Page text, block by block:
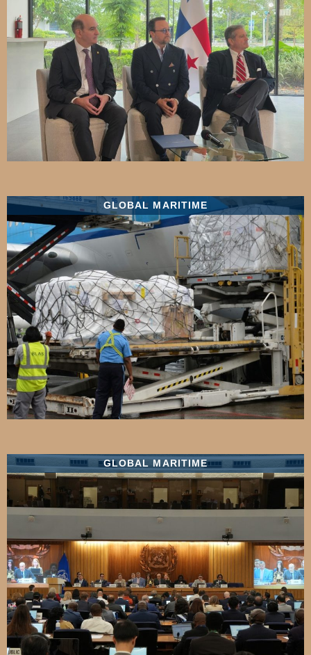
GLOBAL MARITIME
GLOBAL MARITIME